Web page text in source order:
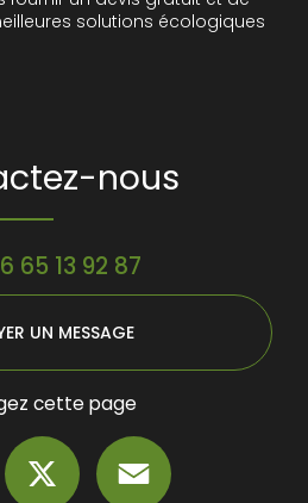
solutions écologiques
nous
65 13 92 87
UN MESSAGE
cette page
Facebook